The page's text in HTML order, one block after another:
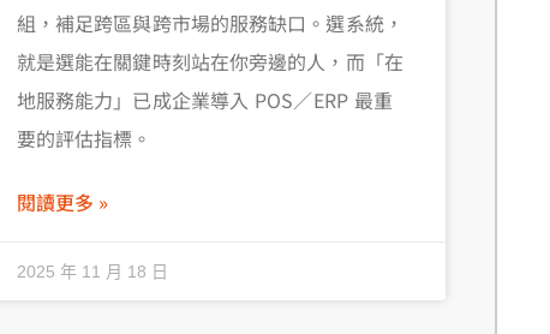
組，補足跨區與跨市場的服務缺口。選系統，
就是選能在關鍵時刻站在你旁邊的人，而「在
地服務能力」已成企業導入 POS／ERP 最重
要的評估指標。
閱讀更多 »
2025 年 11 月 18 日